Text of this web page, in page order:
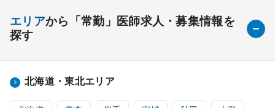
エリアから「常勤」医師求人・募集情報を
探す
北海道・東北エリア